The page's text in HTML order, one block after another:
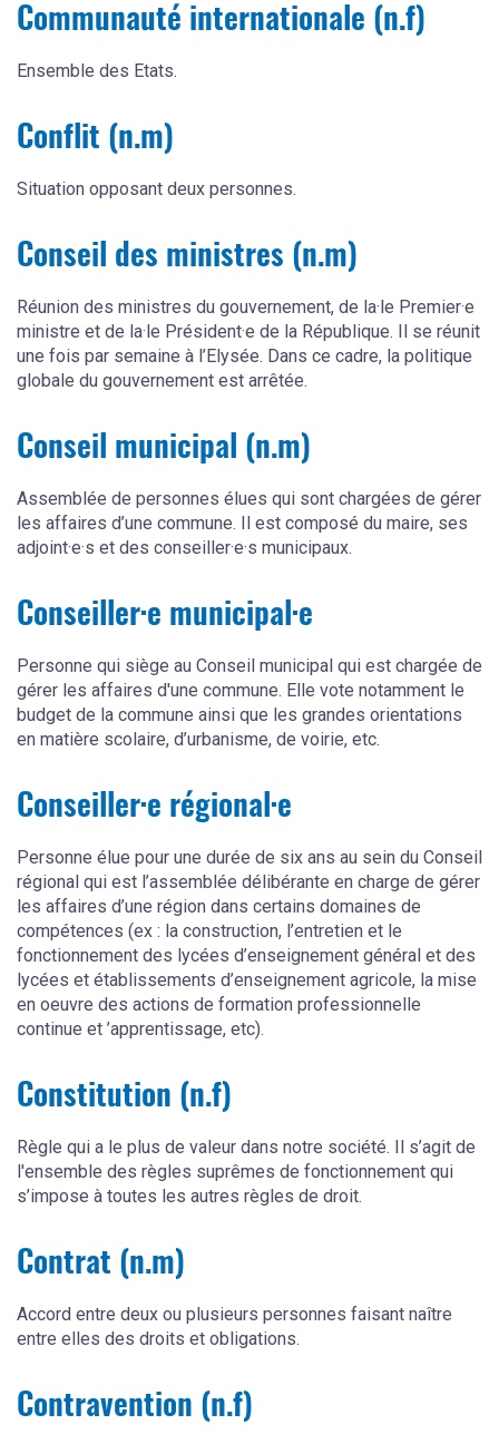
Communauté internationale (n.f)
Ensemble des Etats.
Conflit (n.m)
Situation opposant deux personnes.
Conseil des ministres (n.m)
Réunion des ministres du gouvernement, de la·le Premier·e
ministre et de la·le Président·e de la République. Il se réunit
une fois par semaine à l’Elysée. Dans ce cadre, la politique
globale du gouvernement est arrêtée.
Conseil municipal (n.m)
Assemblée de personnes élues qui sont chargées de gérer
les affaires d’une commune. Il est composé du maire, ses
adjoint·e·s et des conseiller·e·s municipaux.
Conseiller·e municipal·e
Personne qui siège au Conseil municipal qui est chargée de
gérer les affaires d'une commune. Elle vote notamment le
budget de la commune ainsi que les grandes orientations
en matière scolaire, d’urbanisme, de voirie, etc.
Conseiller·e régional·e
Personne élue pour une durée de six ans au sein du Conseil
régional qui est l’assemblée délibérante en charge de gérer
les affaires d’une région dans certains domaines de
compétences (ex : la construction, l’entretien et le
fonctionnement des lycées d’enseignement général et des
lycées et établissements d’enseignement agricole, la mise
en oeuvre des actions de formation professionnelle
continue et ’apprentissage, etc).
Constitution (n.f)
Règle qui a le plus de valeur dans notre société. Il s’agit de
l'ensemble des règles suprêmes de fonctionnement qui
s’impose à toutes les autres règles de droit.
Contrat (n.m)
Accord entre deux ou plusieurs personnes faisant naître
entre elles des droits et obligations.
Contravention (n.f)